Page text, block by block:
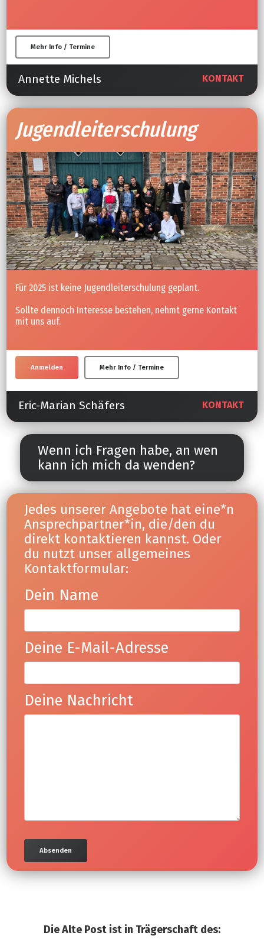
Mehr Info / Termine
Annette Michels KONTAKT
Jugendleiterschulung
Für 2025 ist keine Jugendleiterschulung geplant.
Sollte dennoch Interesse bestehen, nehmt gerne Kontakt
mit uns auf.
Anmelden Mehr Info / Termine
Eric-Marian Schäfers KONTAKT
Wenn ich Fragen habe, an wen
kann ich mich da wenden?
Jedes unserer Angebote hat eine*n
Ansprechpartner*in, die/den du
direkt kontaktieren kannst. Oder
du nutzt unser allgemeines
Kontaktformular:
Dein Name
Deine E-Mail-Adresse
Deine Nachricht
Die Alte Post ist in Trägerschaft des: